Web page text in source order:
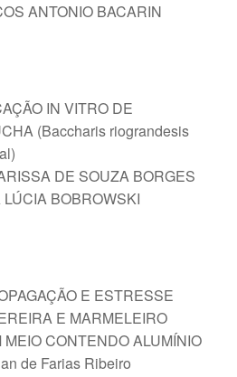
ANTONIO BACARIN
IN VITRO DE
(Baccharis riograndesis
DE SOUZA BORGES
BOBROWSKI
E ESTRESSE
E MARMELEIRO
CONTENDO ALUMÍNIO
de Farias Ribeiro